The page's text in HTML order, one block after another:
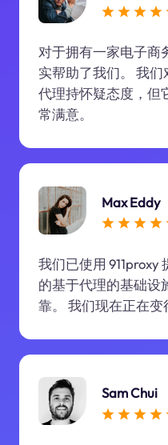
对于拥有一家电子商
实帮助了我们。 我们
代理持怀疑态度，但
常满意。
Max Eddy
我们已使用 911proxy
的基于代理的基础设
靠。 我们现在正在变
Sam Chui